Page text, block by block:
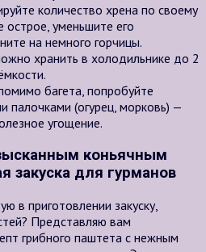
количество хрена по своему
острое, уменьшите его
на немного горчицы.
хранить в холодильнике до 2
багета, попробуйте
палочками (огурец, морковь) —
угощение.
коньячным
закуска для гурманов
в приготовлении закуску,
Представляю вам
грибного паштета с нежным